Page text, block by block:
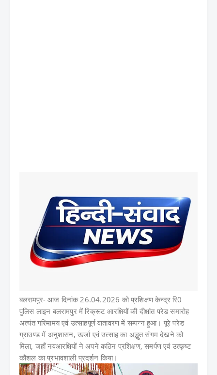
बलरामपुर- आज दिनांक 26.04.2026 को प्रशिक्षण केन्द्र रि0
पुलिस लाइन बलरामपुर में रिक्रूट आरक्षियों की दीक्षांत परेड समारोह
अत्यंत गरिमामय एवं उत्साहपूर्ण वातावरण में सम्पन्न हुआ। पूरे परेड
ग्राउण्ड में अनुशासन, ऊर्जा एवं उत्साह का अद्भुत संगम देखने को
मिला, जहाँ नवआरक्षियों ने अपने कठिन प्रशिक्षण, समर्पण एवं उत्कृष्ट
कौशल का प्रभावशाली प्रदर्शन किया।